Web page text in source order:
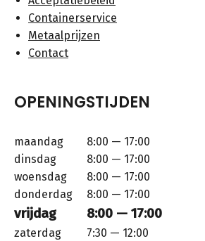
Containerservice
Metaalprijzen
Contact
OPENINGSTIJDEN
maandag
8:00 — 17:00
dinsdag
8:00 — 17:00
woensdag
8:00 — 17:00
donderdag
8:00 — 17:00
vrijdag 8:00 — 17:00
zaterdag
7:30 — 12:00